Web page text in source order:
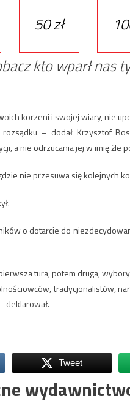
50 zł
kto wparł nas
korzeni i swojej wiary, nie
– dodał Krzysztof
a nie odrzucania jej w imię źle
nie przesuwa się kolejnych
o dotarcie do
tura, potem druga,
tradycjonalistów,
Tweet